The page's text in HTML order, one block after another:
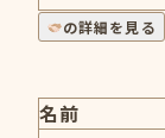
の詳細を見る
名前